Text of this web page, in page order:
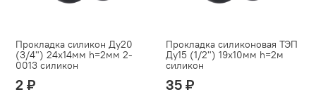
Прокладка силикон Ду20
(3/4") 24х14мм h=2мм 2-
0013 силикон
2 ₽
Прокладка силиконовая ТЭП
Ду15 (1/2") 19х10мм h=2м
силикон
35 ₽